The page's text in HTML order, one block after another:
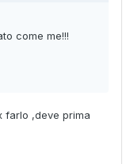
come me!!!
farlo ,deve prima